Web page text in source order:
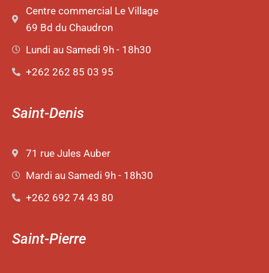
Centre commercial Le Village
69 Bd du Chaudron
Lundi au Samedi 9h - 18h30
+262 262 85 03 95
Saint-Denis
71 rue Jules Auber
Mardi au Samedi 9h - 18h30
+262 692 74 43 80
Saint-Pierre